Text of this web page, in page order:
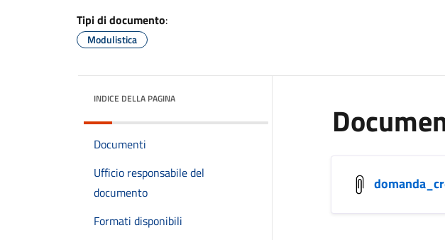
Tipi di documento:
Modulistica
INDICE DELLA PAGINA
Documenti
Ufficio responsabile del
documento
Formati disponibili